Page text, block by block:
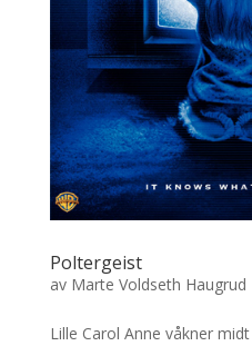
Poltergeist
av Marte Voldseth Haugrud
Lille Carol Anne våkner